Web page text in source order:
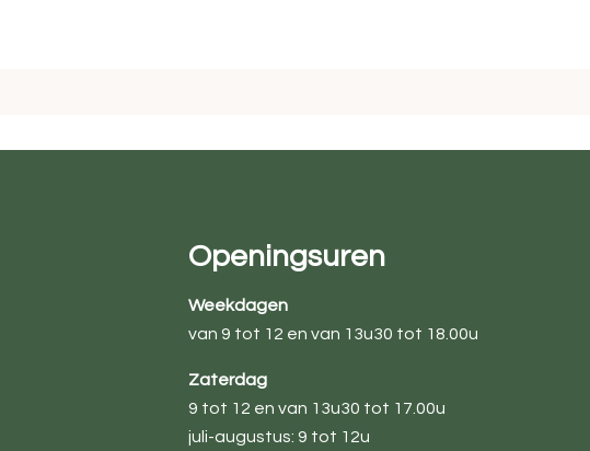
Openingsuren
Weekdagen
van 9 tot 12 en van 13u30 tot 18.00u
Zaterdag
9 tot 12 en van 13u30 tot 17.00u
juli-augustus: 9 tot 12u